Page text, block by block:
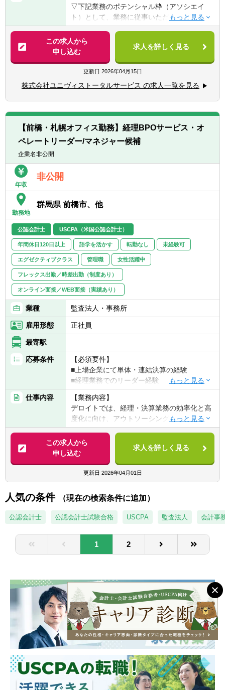
おらず、コンサルタントは一つのプールに属
して、幅広い業界・企業フェーズ・経営課題
■コンサル業界随一の手触り感
クライアントに分析や課題提示をするのみで
はなく、解決の実行支援まで行います。実行
力を上げるためクライアントに入り込みハン
ズオンする際もコンサルタントとしての人格
案したアウトプットや仕組みがどのように企
業変革につながっているかの手触り感が得や
すいです。
思います。このような前向きな挑戦を応援す
る風土が強く、各種支援制度を準備していま
例）WithBabyProgram/託児所費用補助/書籍
助成制度/資格取得支援制度…
のある方
■税理士試験勉強中の方/過去に受験経験のあ
る方
■大手監査法人、税理士事務所、会計事務所
での業務経験がある方
■M＆A領域、会計業務に対する興味・関心
■実務におけるデータ分析、リサーチの経験
▽下記業務のポテンシャル枠（アソシエイ
ト）として、業務に従事いただきます。
■事業計画策定
■IPO支援業務
■M&Aにかかるデューデリ、株価算定業務
■経営企画支援業務
■CFO代行
■ハンズオン型の再生業務他
ユニヴィスグループでは、特定の職種に限定
せず、応募者の経験・スキル・志向に応じて
最適なポジションを提案する「オープンポジ
ション」制度を導入しています。
これにより、応募者の可能性を最大限に引き
第二新卒から経験豊富なキャリア層まで幅広
※拠点により、担当業務が異なります。
東京：全部門
大阪：会計/経営コンサル、FAS、M&A仲介
名古屋：会計/経営コンサルのみ
福岡：会計/経営コンサルのみ
北海道：会計/経営コンサルのみ
この求人から
申し込む
求人を詳しく見る
更新日 2026年04月15日
株式会社ユニヴィストータルサービス の求人一覧を見る
【前橋・札幌オフィス勤務】経理BPOサービス・オ
ペレートリーダー/マネジャー候補
企業名非公開
年収
非公開
勤務地
群馬県 前橋市、他
公認会計士 USCPA（米国公認会計士）
年間休日120日以上 語学を活かす 転勤なし 未経験可
エグゼクティブクラス 管理職 女性活躍中
フレックス出勤／時差出勤（制度あり）
オンライン面接／WEB面接（実績あり）
業種 監査法人・事務所
雇用形態 正社員
最寄駅
応募条件
【必須要件】
■上場企業にて単体・連結決算の経験
■経理業務でのリーダー経験
■Excel、Wordなどの基本的な知識
【歓迎経験・スキル】
■上場企業にて単体・連結決算の経験
■経理業務でのリーダー経験
■Excel、Wordなどの基本的な知識
仕事内容
【業務内容】
デロイトでは、経理・決算業務の効率化と高
度化に向け、アウトソーシングサービスを展
開しています。
業務拡大のため、オペレーションセンター
（前橋又は札幌）のチームマネジメントを行
いながら、チームのパフォーマンス向上のた
めの取り組みを期待いたします。
※面接時にお伺いするご経験・スキルをもと
に、職務内容・職位などの雇用形態を決定い
たします。
Uターン・Iターンも大歓迎です。
【具体的には】
■経理業務全般
・月次、四半期、年次決算業務
・IFRSやUS GAAPに基づく財務報告書およ
び監査資料の作成などの国際会計基準対応
■クライアント連携・対応
・クライアントへの定期的な進捗報告やレビ
ューを通じた信頼関係の構築
・クライアント企業の課題をヒアリングし、
ニーズ分析および具体的な解決策の提案
■チームリーダー／マネジメント業務
この求人から
申し込む
求人を詳しく見る
更新日 2026年04月01日
人気の条件 （現在の検索条件に追加）
公認会計士 公認会計士試験合格 USCPA 監査法人 会計事
1 2